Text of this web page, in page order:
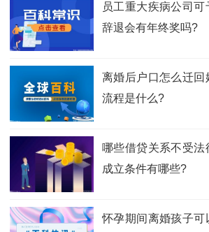
员工重大疾病公司
辞退会有年终奖吗?
离婚后户口怎么迁
流程是什么?
哪些借贷关系不受
成立条件有哪些?
怀孕期间离婚孩子